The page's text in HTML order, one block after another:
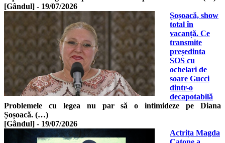
[Gândul] - 19/07/2026
Șoșoacă, show
total în
vacanță. Ce
transmite
președinta
SOS cu
ochelari de
soare Gucci
dintr-o
decapotabilă
Problemele cu legea nu par să o intimideze pe Diana
Șoșoacă. (…)
[Gândul] - 19/07/2026
Actrița Magda